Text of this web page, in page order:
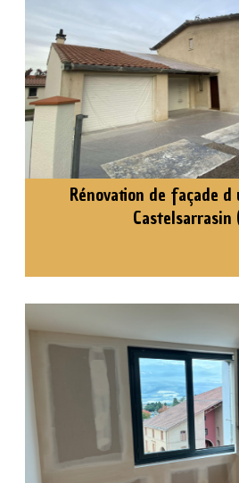
Rénovation de façade d
Castelsarrasin